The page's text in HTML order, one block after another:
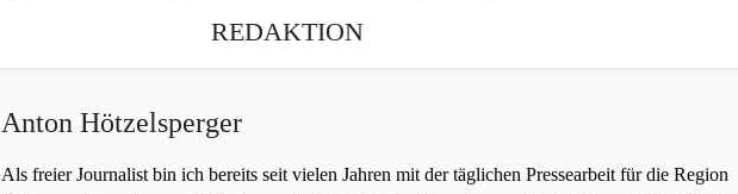
REDAKTION
Anton Hötzelsperger
Als freier Journalist bin ich bereits seit vielen Jahren mit der täglichen Pressearbeit für die Region